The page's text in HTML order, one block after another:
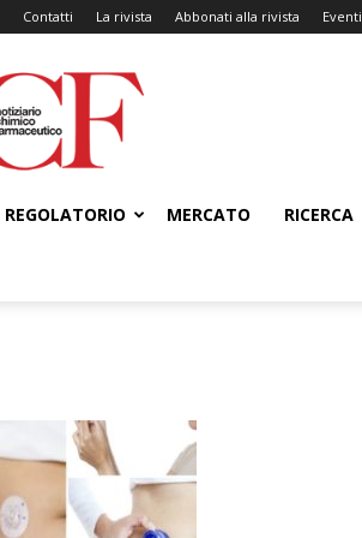
Contatti La rivista Abbonati alla rivista Eventi
NCF
–
Notiziario
Chimico
REGOLATORIO MERCATO RICERCA